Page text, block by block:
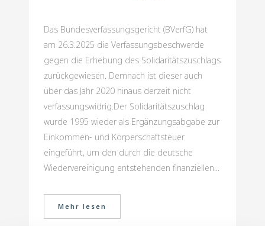
Das Bundesverfassungsgericht (BVerfG) hat
am 26.3.2025 die Verfassungsbeschwerde
gegen die Erhebung des Solidaritätszuschlags
zurückgewiesen. Demnach ist dieser auch
über das Jahr 2020 hinaus derzeit nicht
verfassungswidrig.Der Solidaritätszuschlag
wurde 1995 wieder als Ergänzungsabgabe zur
Einkommen- und Körperschaftsteuer
eingeführt, um den durch die deutsche
Wiedervereinigung entstehenden finanziellen...
Mehr lesen